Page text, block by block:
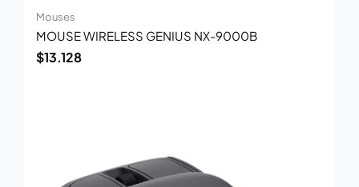
Mouses
MOUSE WIRELESS GENIUS NX-9000B
$13.128